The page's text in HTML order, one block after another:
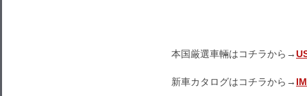
本国厳選車輛はコチラから→
新車カタログはコチラから→